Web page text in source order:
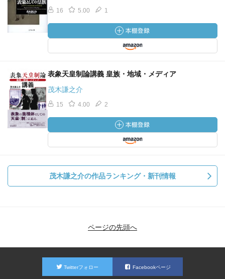
16 5.00 1
表象天皇制論講義 皇族・地域・メディア
茂木謙之介
15 4.00 2
茂木謙之介の作品ランキング・新刊情報
ページの先頭へ
Twitterフォロー Facebookページ